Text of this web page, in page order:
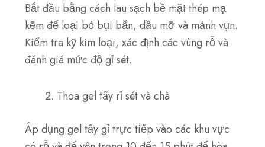
Bắt đầu bằng cách lau sạch bề mặt thép mạ
kẽm để loại bỏ bụi bẩn, dầu mỡ và mảnh vụn.
Kiểm tra kỹ kim loại, xác định các vùng rỗ và
đánh giá mức độ gỉ sét.
Thoa gel tẩy rỉ sét và chà
Áp dụnggel tẩy gỉtrực tiếp vào các khu vực